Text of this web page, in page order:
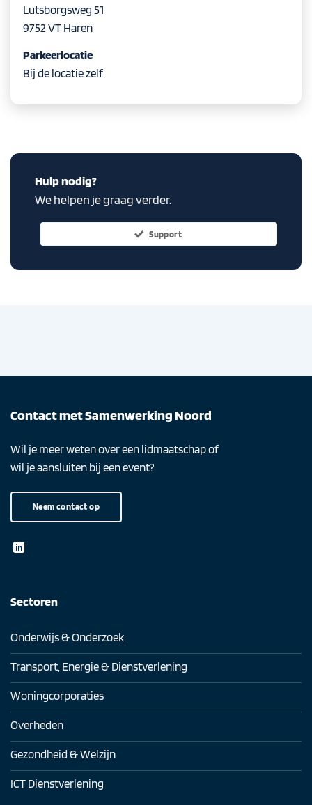
Lutsborgsweg 51
9752 VT Haren
Parkeerlocatie
Bij de locatie zelf
Hulp nodig?
We helpen je graag verder.
Support
Contact met Samenwerking Noord
Wil je meer weten over een lidmaatschap of
wil je aansluiten bij een event?
Neem contact op
Sectoren
Onderwijs & Onderzoek
Transport, Energie & Dienstverlening
Woningcorporaties
Overheden
Gezondheid & Welzijn
ICT Dienstverlening